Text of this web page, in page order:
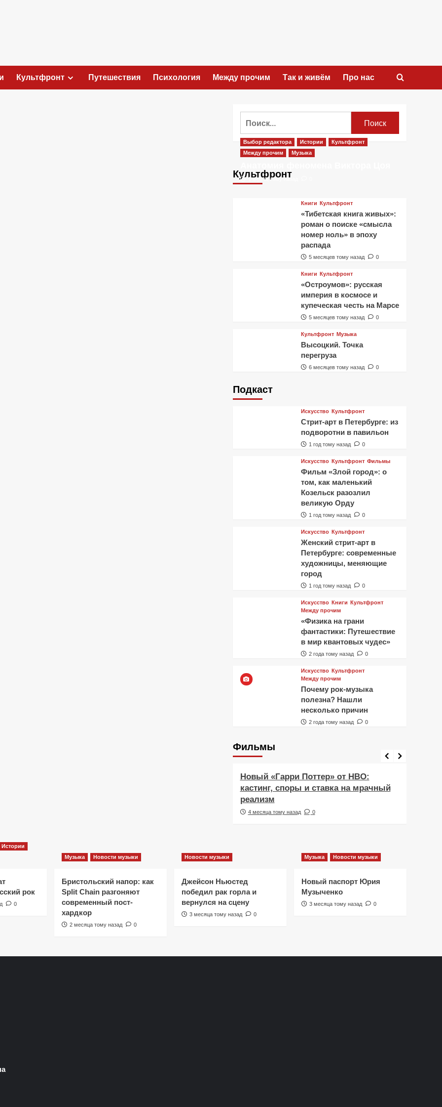
Культфронт Путешествия Психология Между прочим Так и живём Про нас
Культфронт
Выбор редактора Истории
Культфронт
Между прочим
Музыка
1 месяц тому назад
Книги Культфронт
«Тибетская книга живых»:
роман о поиске «смысла
номер ноль» в эпоху
распада
5 месяцев тому назад 0
Книги Культфронт
«Остроумов»: русская
империя в космосе и
купеческая честь на Марсе
5 месяцев тому назад 0
Культфронт Музыка
Высоцкий. Точка
перегруза
6 месяцев тому назад 0
Подкаст
Искусство Культфронт
Стрит-арт в Петербурге: из
подворотни в павильон
1 год тому назад 0
Искусство Культфронт Фильмы
Фильм «Злой город»: о
том, как маленький
Козельск разозлил
великую Орду
1 год тому назад 0
Искусство Культфронт
Женский стрит-арт в
Петербурге: современные
художницы, меняющие
город
1 год тому назад 0
Искусство Книги Культфронт
Между прочим
«Физика на грани
фантастики: Путешествие
в мир квантовых чудес»
2 года тому назад 0
Искусство Культфронт
Между прочим
Почему рок-музыка
полезна? Нашли
несколько причин
2 года тому назад 0
Фильмы
Фильмы
Новый «Гарри Поттер» от HBO:
кастинг, споры и ставка на мрачный
реализм
4 месяца тому назад 0
Истории
рок
0
Музыка Новости музыки
Бристольский напор: как
Split Chain разгоняют
современный пост-
хардкор
2 месяца тому назад 0
Новости музыки
Джейсон Ньюстед
победил рак горла и
вернулся на сцену
3 месяца тому назад 0
Музыка Новости музыки
Новый паспорт Юрия
Музыченко
3 месяца тому назад 0